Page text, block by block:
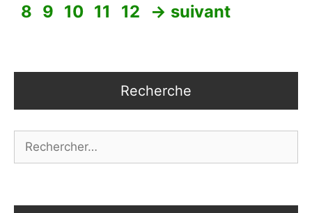
8 Page
9 Page
10 Page
11 Page
12 → suivant
Recherche